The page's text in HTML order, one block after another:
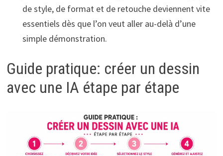
de style, de format et de retouche deviennent vite
essentiels dès que l’on veut aller au-delà d’une
simple démonstration.
Guide pratique: créer un dessin
avec une IA étape par étape